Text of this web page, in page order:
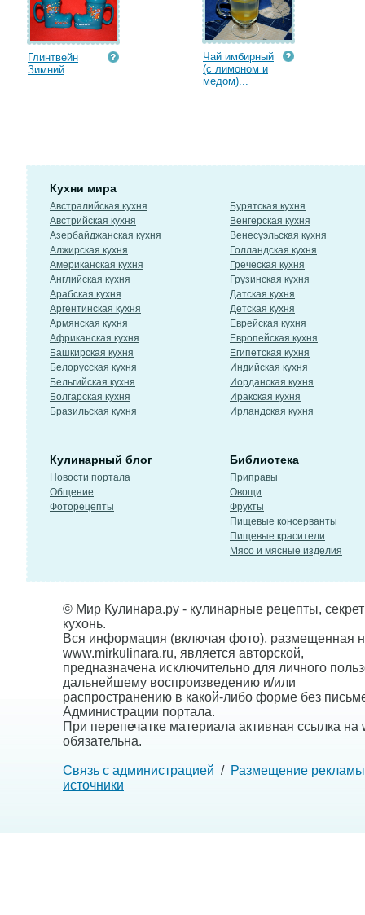
Глинтвейн
Зимний
Чай имбирный
(с лимоном и
медом)...
Кухни мира
Австралийская кухня
Австрийская кухня
Азербайджанская кухня
Алжирская кухня
Американская кухня
Английская кухня
Арабская кухня
Аргентинская кухня
Армянская кухня
Африканская кухня
Башкирская кухня
Белорусская кухня
Бельгийская кухня
Болгарская кухня
Бразильская кухня
Бурятская кухня
Венгерская кухня
Венесуэльская кухня
Голландская кухня
Греческая кухня
Грузинская кухня
Датская кухня
Детская кухня
Еврейская кухня
Европейская кухня
Египетская кухня
Индийская кухня
Иорданская кухня
Иракская кухня
Ирландская кухня
Кулинарный блог
Новости портала
Общение
Фоторецепты
Библиотека
Приправы
Овощи
Фрукты
Пищевые консерванты
Пищевые красители
Мясо и мясные изделия
© Мир Кулинара.ру - кулинарные рецепты,
кухонь.
Вся информация (включая фото), размещенная
www.mirkulinara.ru, является авторской,
предназначена исключительно для личного
дальнейшему воспроизведению и/или
распространению в какой-либо форме без
Администрации портала.
При перепечатке материала активная ссылка на
обязательна.
Связь с администрацией / Размещение рекламы
источники